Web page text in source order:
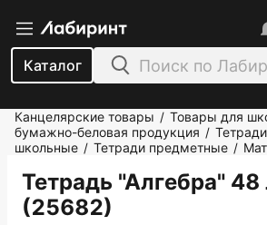
Каталог
Канцелярские товары / Товары для
бумажно-беловая продукция / Тетради
школьные / Тетради предметные /
Тетрадь "Алгебра" 48
(25682)